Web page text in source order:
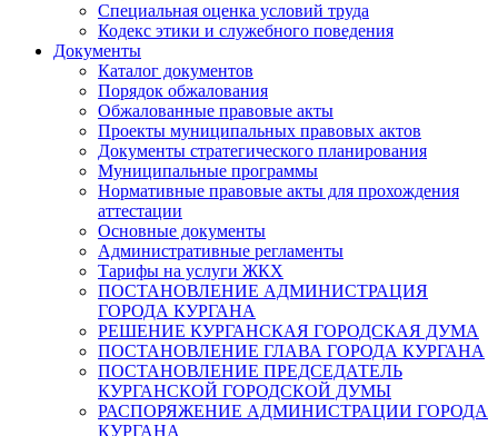
Специальная оценка условий труда
Кодекс этики и служебного поведения
Документы
Каталог документов
Порядок обжалования
Обжалованные правовые акты
Проекты муниципальных правовых актов
Документы стратегического планирования
Муниципальные программы
Нормативные правовые акты для прохождения
аттестации
Основные документы
Административные регламенты
Тарифы на услуги ЖКХ
ПОСТАНОВЛЕНИЕ АДМИНИСТРАЦИЯ
ГОРОДА КУРГАНА
РЕШЕНИЕ КУРГАНСКАЯ ГОРОДСКАЯ ДУМА
ПОСТАНОВЛЕНИЕ ГЛАВА ГОРОДА КУРГАНА
ПОСТАНОВЛЕНИЕ ПРЕДСЕДАТЕЛЬ
КУРГАНСКОЙ ГОРОДСКОЙ ДУМЫ
РАСПОРЯЖЕНИЕ АДМИНИСТРАЦИИ ГОРОДА
КУРГАНА